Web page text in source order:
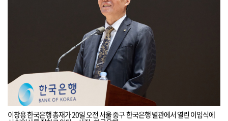
이창용 한국은행 총재가 20일 오전 서울 중구 한국은행 별관에서 열린 이임식에